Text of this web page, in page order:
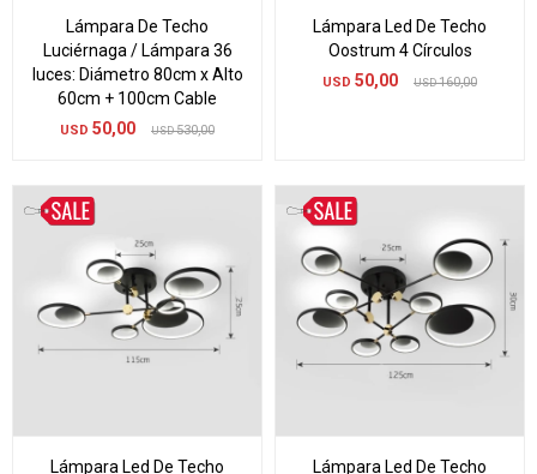
Lámpara De Techo
Luciérnaga / Lámpara 36
luces: Diámetro 80cm x Alto
60cm + 100cm Cable
USD 50,00 USD 530,00
Lámpara Led De Techo
Oostrum 4 Círculos
USD 50,00 USD 160,00
Lámpara Led De Techo
Lámpara Led De Techo